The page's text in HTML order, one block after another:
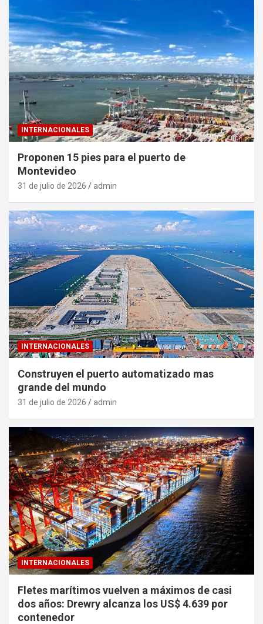
INTERNACIONALES
Proponen 15 pies para el puerto de
Montevideo
31 de julio de 2026 admin
INTERNACIONALES
Construyen el puerto automatizado mas
grande del mundo
31 de julio de 2026 admin
INTERNACIONALES
Fletes marítimos vuelven a máximos de casi
dos años: Drewry alcanza los US$ 4.639 por
contenedor